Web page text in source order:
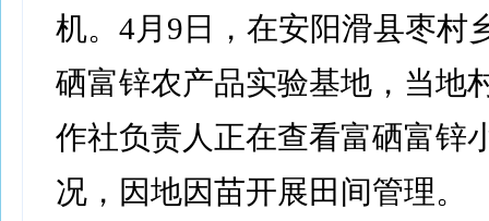
机。4月9日，在安阳滑县枣村
硒富锌农产品实验基地，当地
作社负责人正在查看富硒富锌
况，因地因苗开展田间管理。